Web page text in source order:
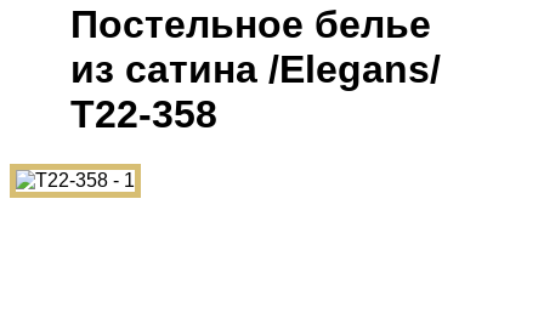
Постельное белье
из сатина /Elegans/
Т22-358